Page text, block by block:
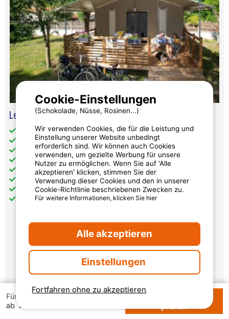
Für 1 Woche
ab 135 €
Verfügbarkeiten
prüfen
Le Lodge Oulébo
Gesamt-Wohnfläche (in m²): 25
Barrierefreier Zugang: nein
Haustiere: unter Vorbehalt akzeptiert
getrennte Schlafzimmer: 2
Küche: 1
Badezimmer: 1
WC: 1
Terrasse: 1
290 €
pro Woche
Verfügbarkeiten und Preise
Fortfahren ohne zu akzeptieren
Cookie-Einstellungen
(Schokolade, Nüsse, Rosinen...)
Wir verwenden Cookies, die für die Leistung und
Einstellung unserer Website unbedingt
erforderlich sind. Wir können auch Cookies
verwenden, um gezielte Werbung für unsere
Nutzer zu ermöglichen. Wenn Sie auf 'Alle
akzeptieren' klicken, stimmen Sie der
Verwendung dieser Cookies und den in unserer
Cookie-Richtlinie beschriebenen Zwecken zu.
Für weitere Informationen, klicken Sie hier
Alle akzeptieren
Einstellungen